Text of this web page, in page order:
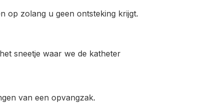
op zolang u geen ontsteking krijgt.
sneetje waar we de katheter
van een opvangzak.